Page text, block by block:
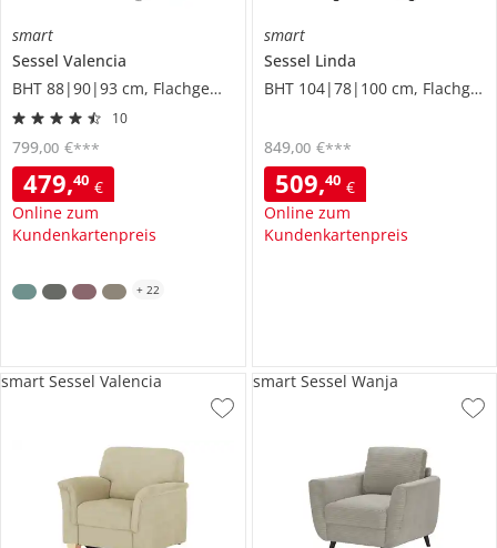
smart
Sessel Valencia
BHT 88|90|93 cm, Flachgewebe
10
479,40 €
Online zum
Kundenkartenpreis
799,00 €***
+ 22
smart
Sessel Linda
BHT 104|78|100 cm, Flachgewebe grob
509,40 €
Online zum
Kundenkartenpreis
849,00 €***
smart Sessel Valencia smart Sessel Wanja